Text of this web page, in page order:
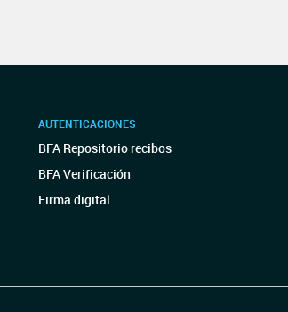
AUTENTICACIONES
BFA Repositorio recibos
BFA Verificación
Firma digital